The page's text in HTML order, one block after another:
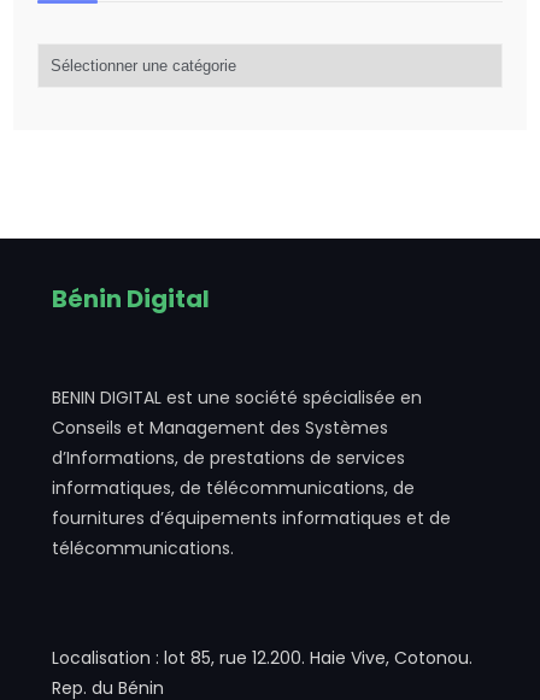
d’articles
Bénin Digital
BENIN DIGITAL est une société spécialisée en
Conseils et Management des Systèmes
d’Informations, de prestations de services
informatiques, de télécommunications, de
fournitures d’équipements informatiques et de
télécommunications.
Localisation : lot 85, rue 12.200. Haie Vive, Cotonou.
Rep. du Bénin